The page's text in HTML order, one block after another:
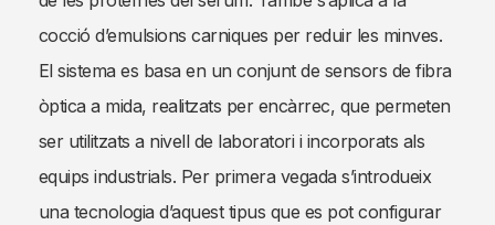
cocció d’emulsions carniques per reduir les minves.
El sistema es basa en un conjunt de sensors de fibra
òptica a mida, realitzats per encàrrec, que permeten
ser utilitzats a nivell de laboratori i incorporats als
equips industrials. Per primera vegada s’introdueix
una tecnologia d’aquest tipus que es pot configurar